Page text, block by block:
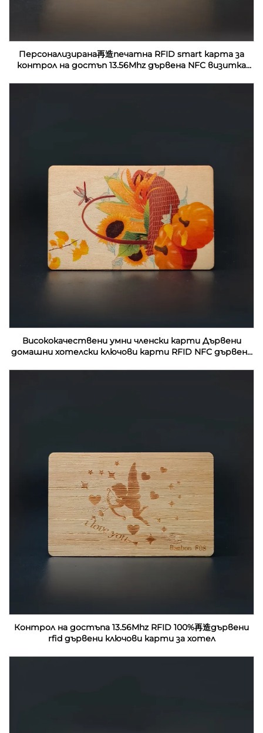
Персонализирана再造печатна RFID smart карта за
контрол на достъп 13.56Mhz дървена NFC визитка
Висококачествени умни членски карти Дървени
домашни хотелски ключови карти RFID NFC дървени
Контрол на достъпа 13.56Mhz RFID 100%再造дървени
rfid дървени ключови карти за хотел